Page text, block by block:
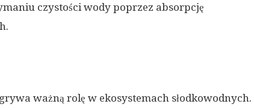
czystości wody poprzez absorpcję
ważną rolę w ekosystemach słodkowodnych.